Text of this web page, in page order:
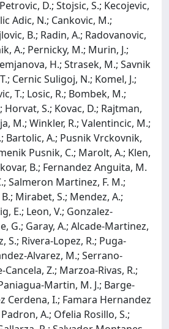
D.; Stojsic, S.; Kecojevic,
Adic, N.; Cankovic, M.;
B.; Radin, A.; Radovanovic,
A.; Pernicky, M.; Murin, J.;
H.; Strasek, M.; Savnik
Cernic Suligoj, N.; Komel, J.;
T.; Losic, R.; Bombek, M.;
Horvat, S.; Kovac, D.; Rajtman,
M.; Winkler, R.; Valentincic, M.;
Bartolic, A.; Pusnik Vrckovnik,
Pusnik, C.; Marolt, A.; Klen,
B.; Fernandez Anguita, M.
Salmeron Martinez, F. M.;
Mirabet, S.; Mendez, A.;
E.; Leon, V.; Gonzalez-
G.; Garay, A.; Alcade-Martinez,
S.; Rivera-Lopez, R.; Puga-
Alvarez, M.; Serrano-
Cancela, Z.; Marzoa-Rivas, R.;
Martin, M. J.; Barge-
Cerdena, I.; Famara Hernandez
A.; Ofelia Rosillo, S.;